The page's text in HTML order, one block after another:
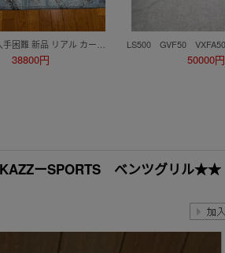
38800円 50000円
ーSPORTS ベンツグリル★★